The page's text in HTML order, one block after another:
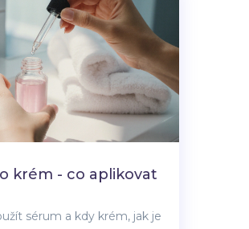
krém - co aplikovat
sérum a kdy krém, jak je